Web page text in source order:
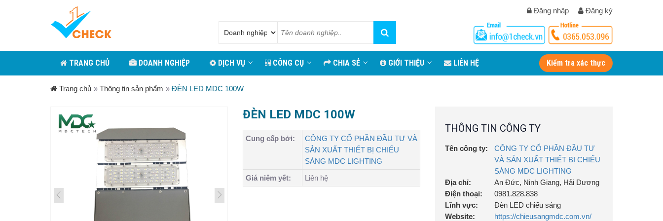
Đăng nhập Đăng ký
TRANG CHỦ DOANH NGHIỆP DỊCH VỤ CÔNG CỤ CHIA SẺ GIỚI THIỆU LIÊN HỆ Kiểm tra xác thực
Trang chủ » Thông tin sản phẩm » ĐÈN LED MDC 100W
ĐÈN LED MDC 100W
Cung cấp bởi:
CÔNG TY CỔ PHẦN ĐẦU TƯ VÀ
SẢN XUẤT THIẾT BỊ CHIẾU
SÁNG MDC LIGHTING
Giá niêm yết:
Liên hệ
THÔNG TIN CÔNG TY
Tên công ty:
CÔNG TY CỔ PHẦN ĐẦU TƯ
VÀ SẢN XUẤT THIẾT BỊ CHIẾU
SÁNG MDC LIGHTING
Địa chỉ:
An Đức, Ninh Giang, Hải Dương
Điện thoại:
0981.828.838
Lĩnh vực:
Đèn LED chiếu sáng
Website:
https://chieusangmdc.com.vn/